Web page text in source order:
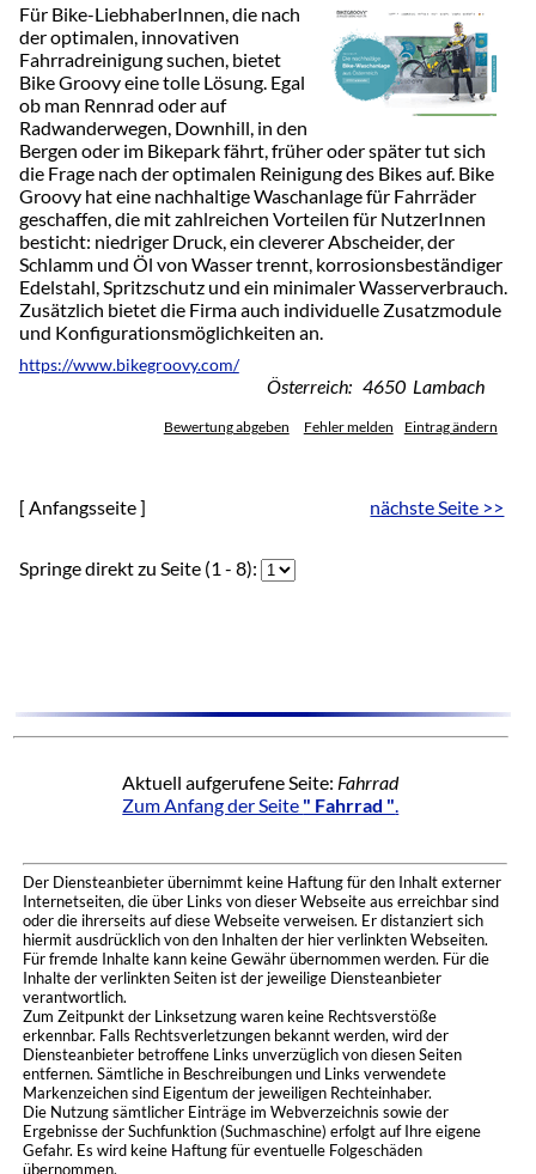
Für Bike-LiebhaberInnen, die nach
der optimalen, innovativen
Fahrradreinigung suchen, bietet
Bike Groovy eine tolle Lösung. Egal
ob man Rennrad oder auf
Radwanderwegen, Downhill, in den
Bergen oder im Bikepark fährt, früher oder später tut sich
die Frage nach der optimalen Reinigung des Bikes auf. Bike
Groovy hat eine nachhaltige Waschanlage für Fahrräder
geschaffen, die mit zahlreichen Vorteilen für NutzerInnen
besticht: niedriger Druck, ein cleverer Abscheider, der
Schlamm und Öl von Wasser trennt, korrosionsbeständiger
Edelstahl, Spritzschutz und ein minimaler Wasserverbrauch.
Zusätzlich bietet die Firma auch individuelle Zusatzmodule
und Konfigurationsmöglichkeiten an.
https://www.bikegroovy.com/
Österreich: 4650 Lambach
Bewertung abgeben Fehler melden Eintrag ändern
[ Anfangsseite ] nächste Seite >>
Springe direkt zu Seite (1 - 8):
Aktuell aufgerufene Seite: Fahrrad
Zum Anfang der Seite " Fahrrad "
Der Diensteanbieter übernimmt keine Haftung für den Inhalt externer
Internetseiten, die über Links von dieser Webseite aus erreichbar sind
oder die ihrerseits auf diese Webseite verweisen. Er distanziert sich
hiermit ausdrücklich von den Inhalten der hier verlinkten Webseiten.
Für fremde Inhalte kann keine Gewähr übernommen werden. Für die
Inhalte der verlinkten Seiten ist der jeweilige Diensteanbieter
verantwortlich.
Zum Zeitpunkt der Linksetzung waren keine Rechtsverstöße
erkennbar. Falls Rechtsverletzungen bekannt werden, wird der
Diensteanbieter betroffene Links unverzüglich von diesen Seiten
entfernen. Sämtliche in Beschreibungen und Links verwendete
Markenzeichen sind Eigentum der jeweiligen Rechteinhaber.
Die Nutzung sämtlicher Einträge im Webverzeichnis sowie der
Ergebnisse der Suchfunktion (Suchmaschine) erfolgt auf Ihre eigene
Gefahr. Es wird keine Haftung für eventuelle Folgeschäden
übernommen.